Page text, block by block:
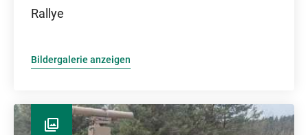
Rallye
Bildergalerie anzeigen